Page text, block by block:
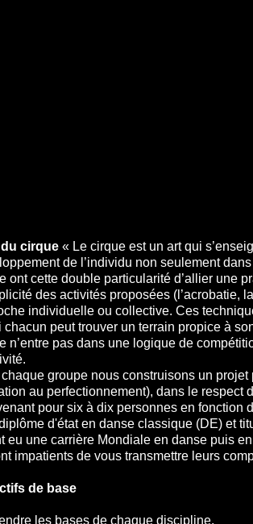
du cirque « Le cirque est un art qui
de l’individu non seulement
ont cette double particularité d’allier une
des activités proposées (l’acrobatie,
individuelle ou collective. Ces
chacun peut trouver un terrain propice à
n’entre pas dans une logique de
chaque groupe nous construisons un
au perfectionnement), dans le
pour six à dix personnes en fonction
d'état en danse classique (DE) et
eu une carrière Mondiale en
impatients de vous transmettre leurs
de base
les bases de chaque discipline.